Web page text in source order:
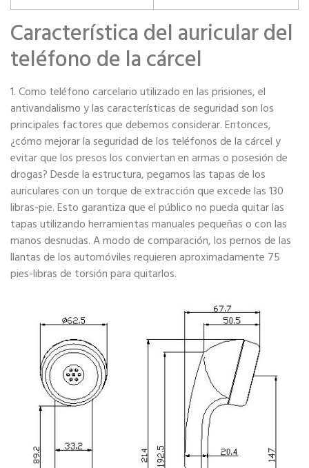
Característica del auricular del
teléfono de la cárcel
1. Como teléfono carcelario utilizado en las prisiones, el
antivandalismo y las características de seguridad son los
principales factores que debemos considerar. Entonces,
¿cómo mejorar la seguridad de los teléfonos de la cárcel y
evitar que los presos los conviertan en armas o posesión de
drogas? Desde la estructura, pegamos las tapas de los
auriculares con un torque de extracción que excede las 130
libras-pie. Esto garantiza que el público no pueda quitar las
tapas utilizando herramientas manuales pequeñas o con las
manos desnudas. A modo de comparación, los pernos de las
llantas de los automóviles requieren aproximadamente 75
pies-libras de torsión para quitarlos.